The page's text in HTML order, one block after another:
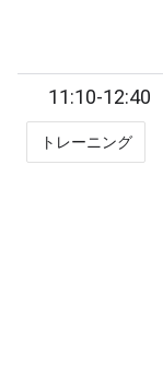
11:10-12:40
トレーニング